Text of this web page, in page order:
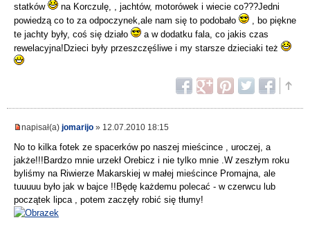
statków
na Korczulę, , jachtów, motorówek i wiecie co???Jedni
powiedzą co to za odpoczynek,ale nam się to podobało
, bo piękne
te jachty były, coś się działo
a w dodatku fala, co jakis czas
rewelacyjna!Dzieci były przeszczęśliwe i my starsze dzieciaki też
napisał(a) jomarijo » 12.07.2010 18:15
No to kilka fotek ze spacerków po naszej mieścince , uroczej, a
jakże!!!Bardzo mnie urzekł Orebicz i nie tylko mnie .W zeszłym roku
byliśmy na Riwierze Makarskiej w małej mieścince Promajna, ale
tuuuuu było jak w bajce !!Będę każdemu polecać - w czerwcu lub
początek lipca , potem zaczęły robić się tłumy!